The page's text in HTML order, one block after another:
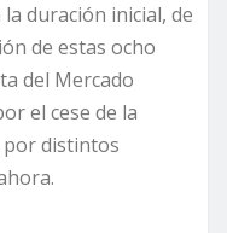
duración inicial, de
de estas ocho
del Mercado
el cese de la
por distintos